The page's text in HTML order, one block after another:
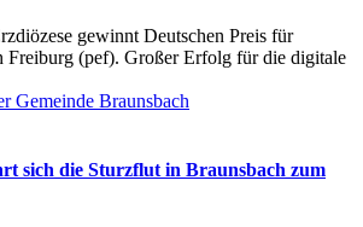
gewinnt Deutschen Preis für
Freiburg (pef). Großer Erfolg für die digitale
sich die Sturzflut in Braunsbach zum